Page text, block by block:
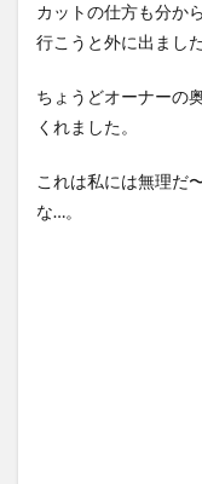
カットの仕方も分か
行こうと外に出ました
ちょうどオーナーの
くれました。
これは私には無理だ
な…。